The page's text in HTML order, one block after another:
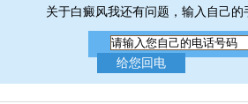
关于白癜风我还有问题，输入自己的